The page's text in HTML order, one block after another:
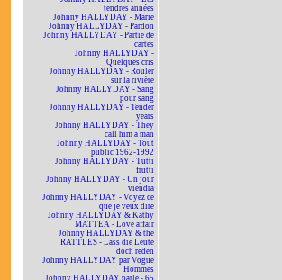
tendres années
Johnny HALLYDAY - Marie
Johnny HALLYDAY - Pardon
Johnny HALLYDAY - Partie de
cartes
Johnny HALLYDAY -
Quelques cris
Johnny HALLYDAY - Rouler
sur la rivière
Johnny HALLYDAY - Sang
pour sang
Johnny HALLYDAY - Tender
years
Johnny HALLYDAY - They
call him a man
Johnny HALLYDAY - Tout
public 1962-1992
Johnny HALLYDAY - Tutti
frutti
Johnny HALLYDAY - Un jour
viendra
Johnny HALLYDAY - Voyez ce
que je veux dire
Johnny HALLYDAY & Kathy
MATTEA - Love affair
Johnny HALLYDAY & the
RATTLES - Lass die Leute
doch reden
Johnny HALLYDAY par Vogue
Hommes
Johnny HALLYDAY parle - 65